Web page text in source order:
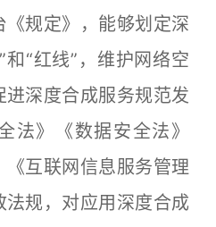
规定》，能够划定深
“红线”，维护网络空
深度合成服务规范发
法》《数据安全法》
《互联网信息服务管理
规，对应用深度合成